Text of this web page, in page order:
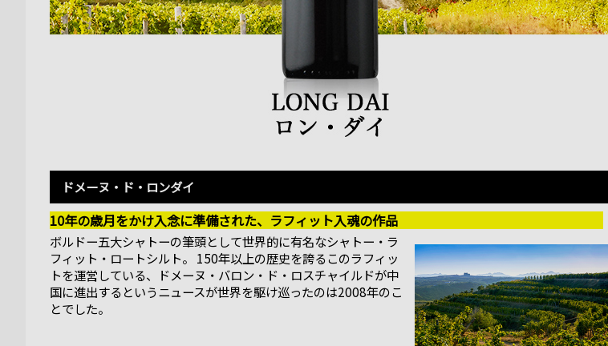
ドメーヌ・ド・ロンダイ
10年の歳月をかけ入念に準備された、ラフィット入魂の作品
ボルドー五大シャトーの筆頭として世界的に有名なシャトー・ラ
フィット・ロートシルト。 150年以上の歴史を誇るこのラフィッ
トを運営している、ドメーヌ・バロン・ド・ロスチャイルドが中
国に進出するというニュースが世界を駆け巡ったのは2008年のこ
とでした。